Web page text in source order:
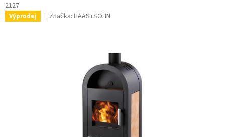
2127
Výprodej Značka: HAAS+SOHN